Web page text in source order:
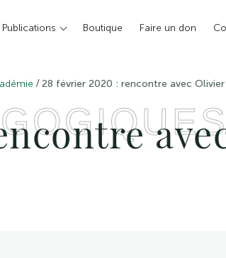
Publications Boutique Faire un don
/28 février 2020 : rencontre avec Olivier